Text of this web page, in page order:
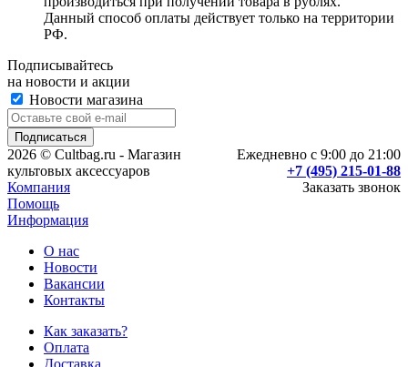
Данный способ оплаты действует только на территории
РФ.
Подписывайтесь
на новости и акции
Новости магазина
Ежедневно с 9:00 до 21:00
+7 (495) 215-01-88
Заказать звонок
2026 © Cultbag.ru - Магазин
культовых аксессуаров
Компания
Помощь
Информация
О нас
Новости
Вакансии
Контакты
Как заказать?
Оплата
Доставка